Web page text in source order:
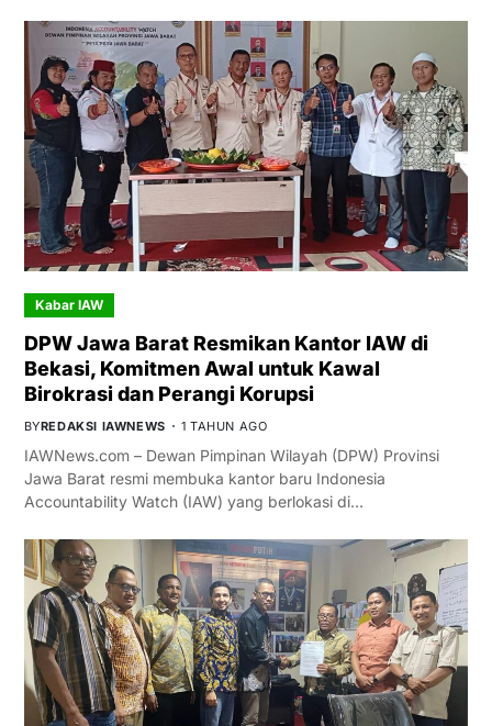
Kabar IAW
DPW Jawa Barat Resmikan Kantor IAW di
Bekasi, Komitmen Awal untuk Kawal
Birokrasi dan Perangi Korupsi
BYREDAKSI IAWNEWS 1 TAHUN AGO
IAWNews.com – Dewan Pimpinan Wilayah (DPW) Provinsi
Jawa Barat resmi membuka kantor baru Indonesia
Accountability Watch (IAW) yang berlokasi di…